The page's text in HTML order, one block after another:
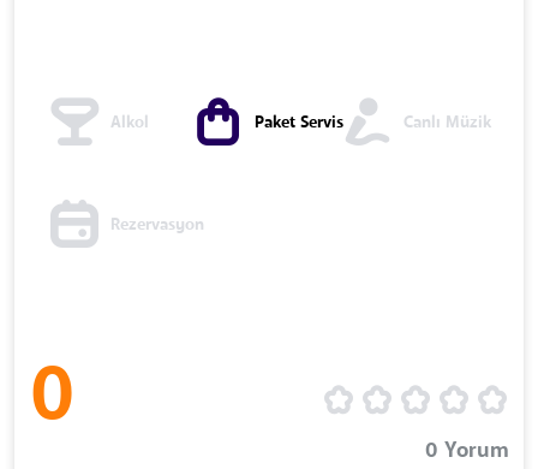
Alkol Paket Servis Canlı Müzik
Rezervasyon
0
0 Yorum